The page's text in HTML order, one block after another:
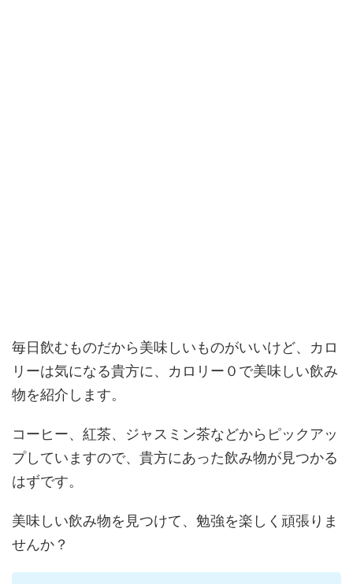
毎日飲むものだから美味しいものがいいけど、カロ
リーは気になる貴方に、カロリー０で美味しい飲み
物を紹介します。
コーヒー、紅茶、ジャスミン茶などからピックアッ
プしていますので、貴方にあった飲み物が見つかる
はずです。
美味しい飲み物を見つけて、勉強を楽しく頑張りま
せんか？